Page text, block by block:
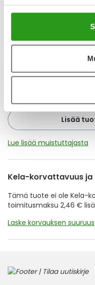
Muistuttajan avulla
Lisää
Lue lisää muistuttajasta
Kela-korvattavuus
Tämä tuote ei ole Kela-
toimitusmaksu 2,46 €
Laske korvauksen suuruus